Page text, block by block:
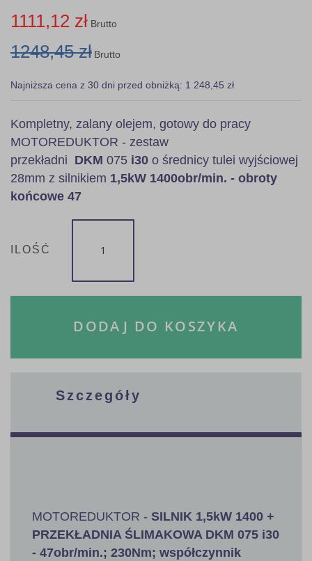
1111,12 zł Brutto
1248,45 zł Brutto
Najniższa cena z 30 dni przed obniżką: 1 248,45 zł
Kompletny, zalany olejem, gotowy do pracy
MOTOREDUKTOR - zestaw
przekładni DKM 075 i30 o średnicy tulei wyjściowej
28mm z silnikiem 1,5kW 1400obr/min. - obroty
końcowe 47
ILOŚĆ
DODAJ DO KOSZYKA
Szczegóły
MOTOREDUKTOR - SILNIK 1,5kW 1400 +
PRZEKŁADNIA ŚLIMAKOWA DKM 075 i30
- 47obr/min.; 230Nm; współczynnik